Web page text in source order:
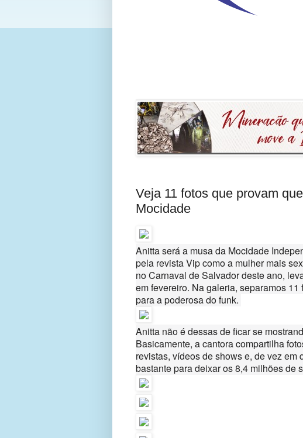
Veja 11 fotos que provam
Mocidade
Anitta será a musa da Mocidade
pela revista Vip como a mulher mais
no Carnaval de Salvador deste ano,
em fevereiro. Na galeria, separamos
para a poderosa do funk.
Anitta não é dessas de ficar se
Basicamente, a cantora compartilha
revistas, vídeos de shows e, de vez
bastante para deixar os 8,4 milhões de